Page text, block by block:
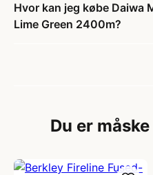
Hvor kan jeg købe Daiwa
Lime Green 2400m?
Du er